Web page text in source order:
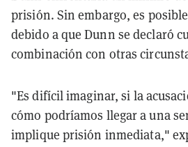
prisión. Sin embargo, es
debido a que Dunn se declaró
combinación con otras
"Es difícil imaginar, si la
cómo podríamos llegar a una
implique prisión inmediata,"